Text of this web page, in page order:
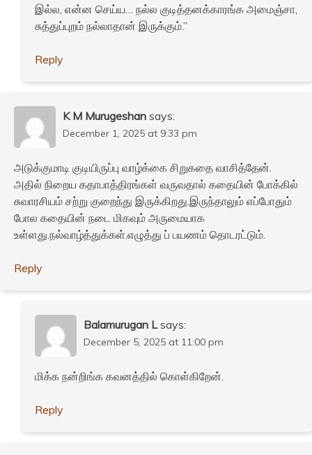
இல்ல, என்ன செய்ய… நல்ல குடித்தனக்காரங்க அமைஞ்சா,
சுத்துப்புறம் நல்லாதான் இருக்கும்.”
Reply
K M Murugeshan says:
December 1, 2025 at 9:33 pm
அடுக்குமாடி குடியிருப்பு வாழ்க்கை சிறுகதை வாசித்தேன்.
அதில் நிறைய கதாபாத்திரங்கள் வருவதால் கதையின் போக்கில்
சுவாரசியம் சற்று குறைந்து இருக்கிறது.இருந்தாலும் எப்போதும்
போல கதையின் நடை மிகவும் அருமையாக
உள்ளது.நல்வாழ்த்துக்கள்.எழுத்து ப் பயணம் தொடரட்டும்.
Reply
Balamurugan L says:
December 5, 2025 at 11:00 pm
மிக்க நன்றிங்க கவனத்தில் கொள்கிறேன்.
Reply